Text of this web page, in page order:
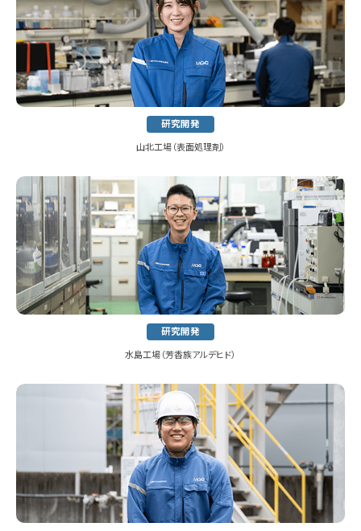
研究開発
山北工場（表面処理剤）
研究開発
水島工場（芳香族アルデヒド）